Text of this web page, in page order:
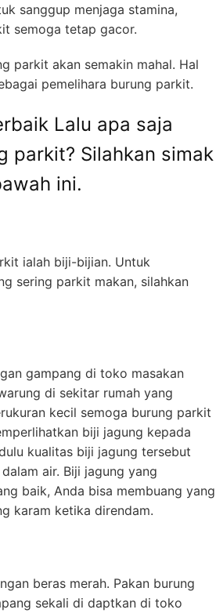
sanggup menjaga stamina,
semoga tetap gacor.
parkit akan semakin mahal. Hal
pemelihara burung parkit.
Lalu apa saja
parkit? Silahkan simak
ini.
ialah biji-bijian. Untuk
sering parkit makan, silahkan
gampang di toko masakan
di sekitar rumah yang
kecil semoga burung parkit
biji jagung kepada
kualitas biji jagung tersebut
air. Biji jagung yang
baik, Anda bisa membuang yang
karam ketika direndam.
beras merah. Pakan burung
sekali di daptkan di toko